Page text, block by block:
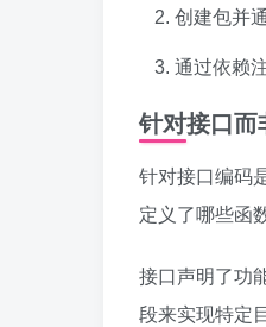
创建包并
通过依赖
针对接口而
针对接口编码
定义了哪些函
接口声明了功
段来实现特定